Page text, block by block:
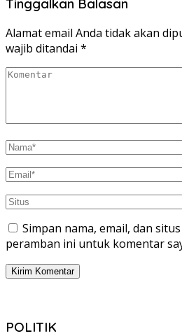
Tinggalkan Balasan
Alamat email Anda tidak akan
wajib ditandai *
Simpan nama, email, dan
peramban ini untuk komentar
POLITIK